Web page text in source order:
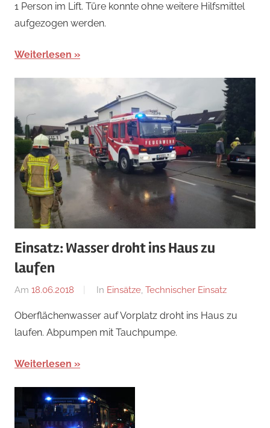
1 Person im Lift. Türe konnte ohne weitere Hilfsmittel
aufgezogen werden.
Weiterlesen
Einsatz: Wasser droht ins Haus zu
laufen
Am 18.06.2018
Von
In Einsätze, Technischer Einsatz
Oberflächenwasser auf Vorplatz droht ins Haus zu
laufen. Abpumpen mit Tauchpumpe.
Weiterlesen